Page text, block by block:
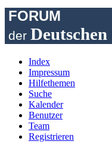
FORUM
der
Index
Impressum
Hilfethemen
Suche
Kalender
Benutzer
Team
Registrieren